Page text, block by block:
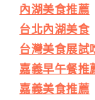
內湖美食推薦
台北內湖美食
台灣美食展試
嘉義早午餐推
嘉義美食推薦